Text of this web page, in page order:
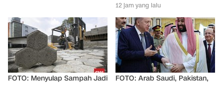
12 jam yang lalu
FOTO: Menyulap Sampah Jadi
FOTO: Arab Saudi, Pakistan,